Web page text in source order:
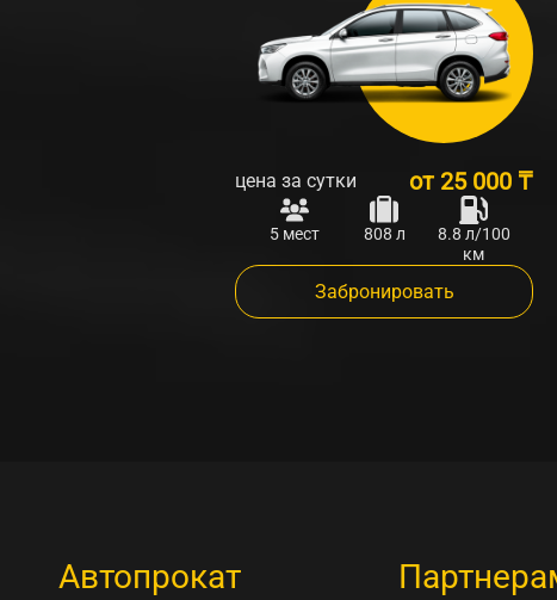
цена за сутки от 25 000 ₸
5 мест 808 л
8.8 л/100
км
Забронировать
Автопрокат